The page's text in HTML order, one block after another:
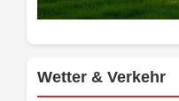
Wetter & Verkehr